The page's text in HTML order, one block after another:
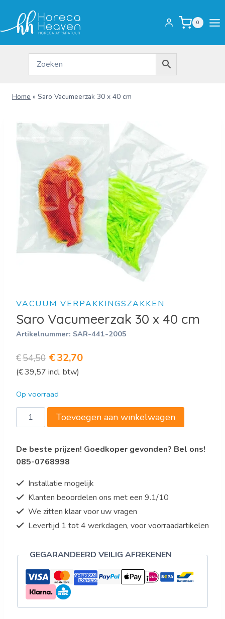
inhoud
0
Home » Saro Vacumeerzak 30 x 40 cm
VACUUM VERPAKKINGSZAKKEN
Saro Vacumeerzak 30 x 40 cm
Artikelnummer: SAR-441-2005
€54,50 Oorspronkelijke
prijs
was:
€54,50.
€32,70Huidige
€32,70.
(€39,57 incl. btw)
Op voorraad
Saro
Vacumeerzak
x
40
aantal
Toevoegen aan winkelwagen
De beste prijzen! Goedkoper gevonden? Bel ons!
085-0768998
Installatie mogelijk
Klanten beoordelen ons met een 9.1/10
We zitten klaar voor uw vragen
Levertijd 1 tot 4 werkdagen, voor voorraadartikelen
GEGARANDEERD VEILIG AFREKENEN